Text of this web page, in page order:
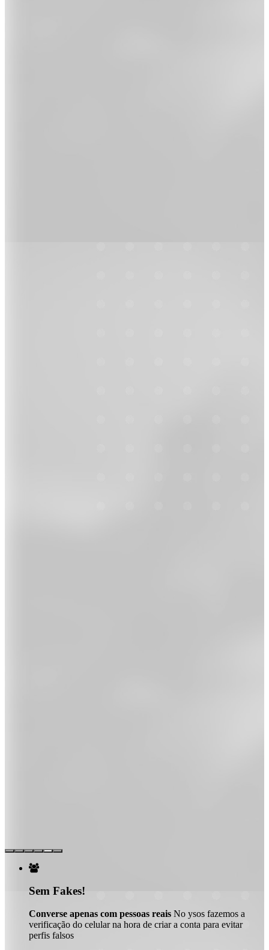

Sem Fakes!
Converse apenas com pessoas reais No ysos fazemos a
verificação do celular na hora de criar a conta para evitar
perfis falsos